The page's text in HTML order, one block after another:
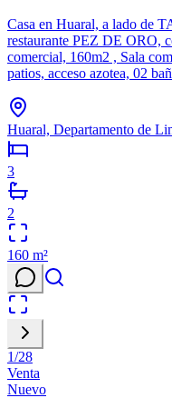
Casa en Huaral, a lado de
restaurante PEZ DE ORO,
comercial, 160m2 , Sala
patios, acceso azotea, 02
Huaral, Departamento de
3
2
160 m²
1/28
Venta
Nuevo